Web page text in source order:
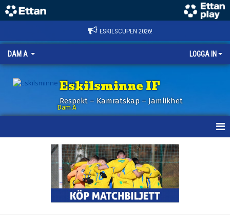
ESKILSCUPEN 2026!
DAM A LOGGA IN
Eskilsminne IF
Respekt – Kamratskap – Jämlikhet
Dam A